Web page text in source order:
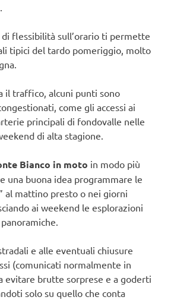
flessibilità sull’orario ti permette
tipici del tardo pomeriggio, molto
il traffico, alcuni punti sono
come gli accessi ai
principali di fondovalle nelle
di alta stagione.
Bianco in moto in modo più
una buona idea programmare le
al mattino presto o nei giorni
ai weekend le esplorazioni
e alle eventuali chiusure
(comunicati normalmente in
evitare brutte sorprese e a goderti
solo su quello che conta